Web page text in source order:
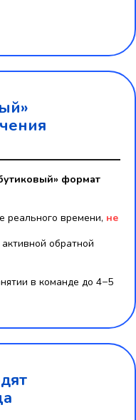
формат
реального времени, не
обратной
в команде до 4−5